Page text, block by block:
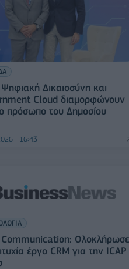
Ψηφιακή Δικαιοσύνη και
Cloud διαμορφώνουν
πρόσωπο του Δημοσίου
- 16:43
Ολοκλήρωσε
έργο CRM για την ICAP